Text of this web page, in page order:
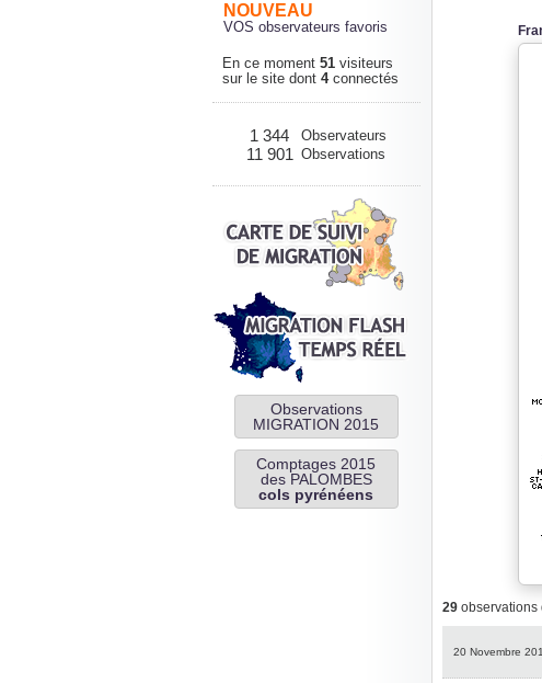
NOUVEAU
VOS observateurs favoris
En ce moment 51visiteurs
sur le site dont 4connectés
1 344 Observateurs
11 901 Observations
Observations
MIGRATION 2015
Comptages 2015
des PALOMBES
cols pyrénéens
29observations
20 Novembre